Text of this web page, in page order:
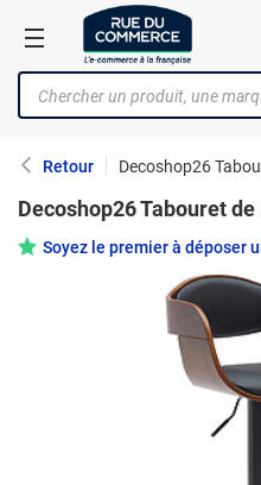
Retour Decoshop26
Decoshop26 Tabouret
Soyez le premier à déposer